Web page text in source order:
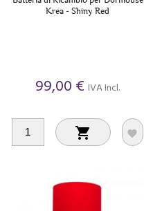
Krea - Shiny Red
99,00 € IVA Incl.
 